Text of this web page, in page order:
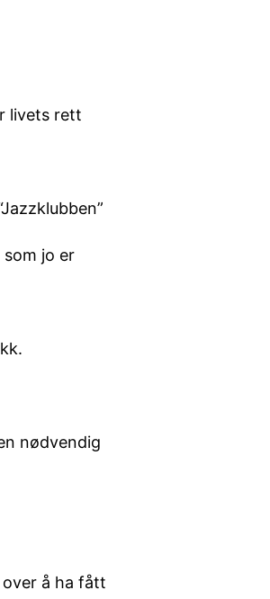
livets rett
jo er
nødvendig
å ha fått